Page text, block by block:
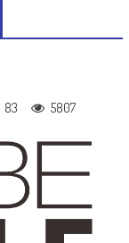
83 5807